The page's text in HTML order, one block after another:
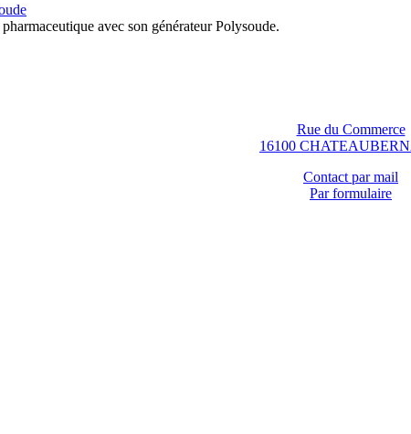
avec son générateur Polysoude.
Rue du Commerce
16100
Contact par mail
Par formulaire